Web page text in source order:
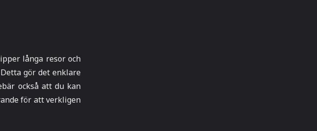
långa resor och
gör det enklare
också att du kan
för att verkligen